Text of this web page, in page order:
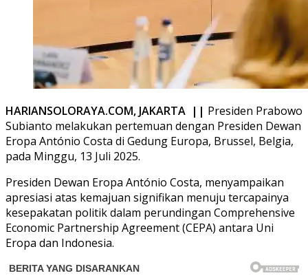
HARIANSOLORAYA.COM, JAKARTA || Presiden Prabowo
Subianto melakukan pertemuan dengan Presiden Dewan
Eropa António Costa di Gedung Europa, Brussel, Belgia,
pada Minggu, 13 Juli 2025.
Presiden Dewan Eropa António Costa, menyampaikan
apresiasi atas kemajuan signifikan menuju tercapainya
kesepakatan politik dalam perundingan Comprehensive
Economic Partnership Agreement (CEPA) antara Uni
Eropa dan Indonesia.